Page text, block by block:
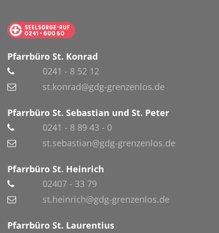
Pfarrbüro St. Konrad
0241 - 8 52 12
st.konrad@gdg-grenzenlos.de
Pfarrbüro St. Sebastian und St. Peter
0241 - 8 89 43 - 0
st.sebastian@gdg-grenzenlos.de
Pfarrbüro St. Heinrich
02407 - 33 79
st.heinrich@gdg-grenzenlos.de
Pfarrbüro St. Laurentius